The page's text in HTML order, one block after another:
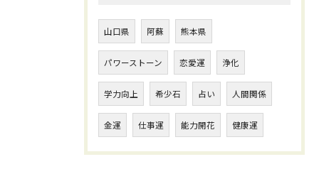
山口県 阿蘇 熊本県
パワーストーン 恋愛運 浄化
学力向上 希少石 占い 人間関係
金運 仕事運 能力開花 健康運